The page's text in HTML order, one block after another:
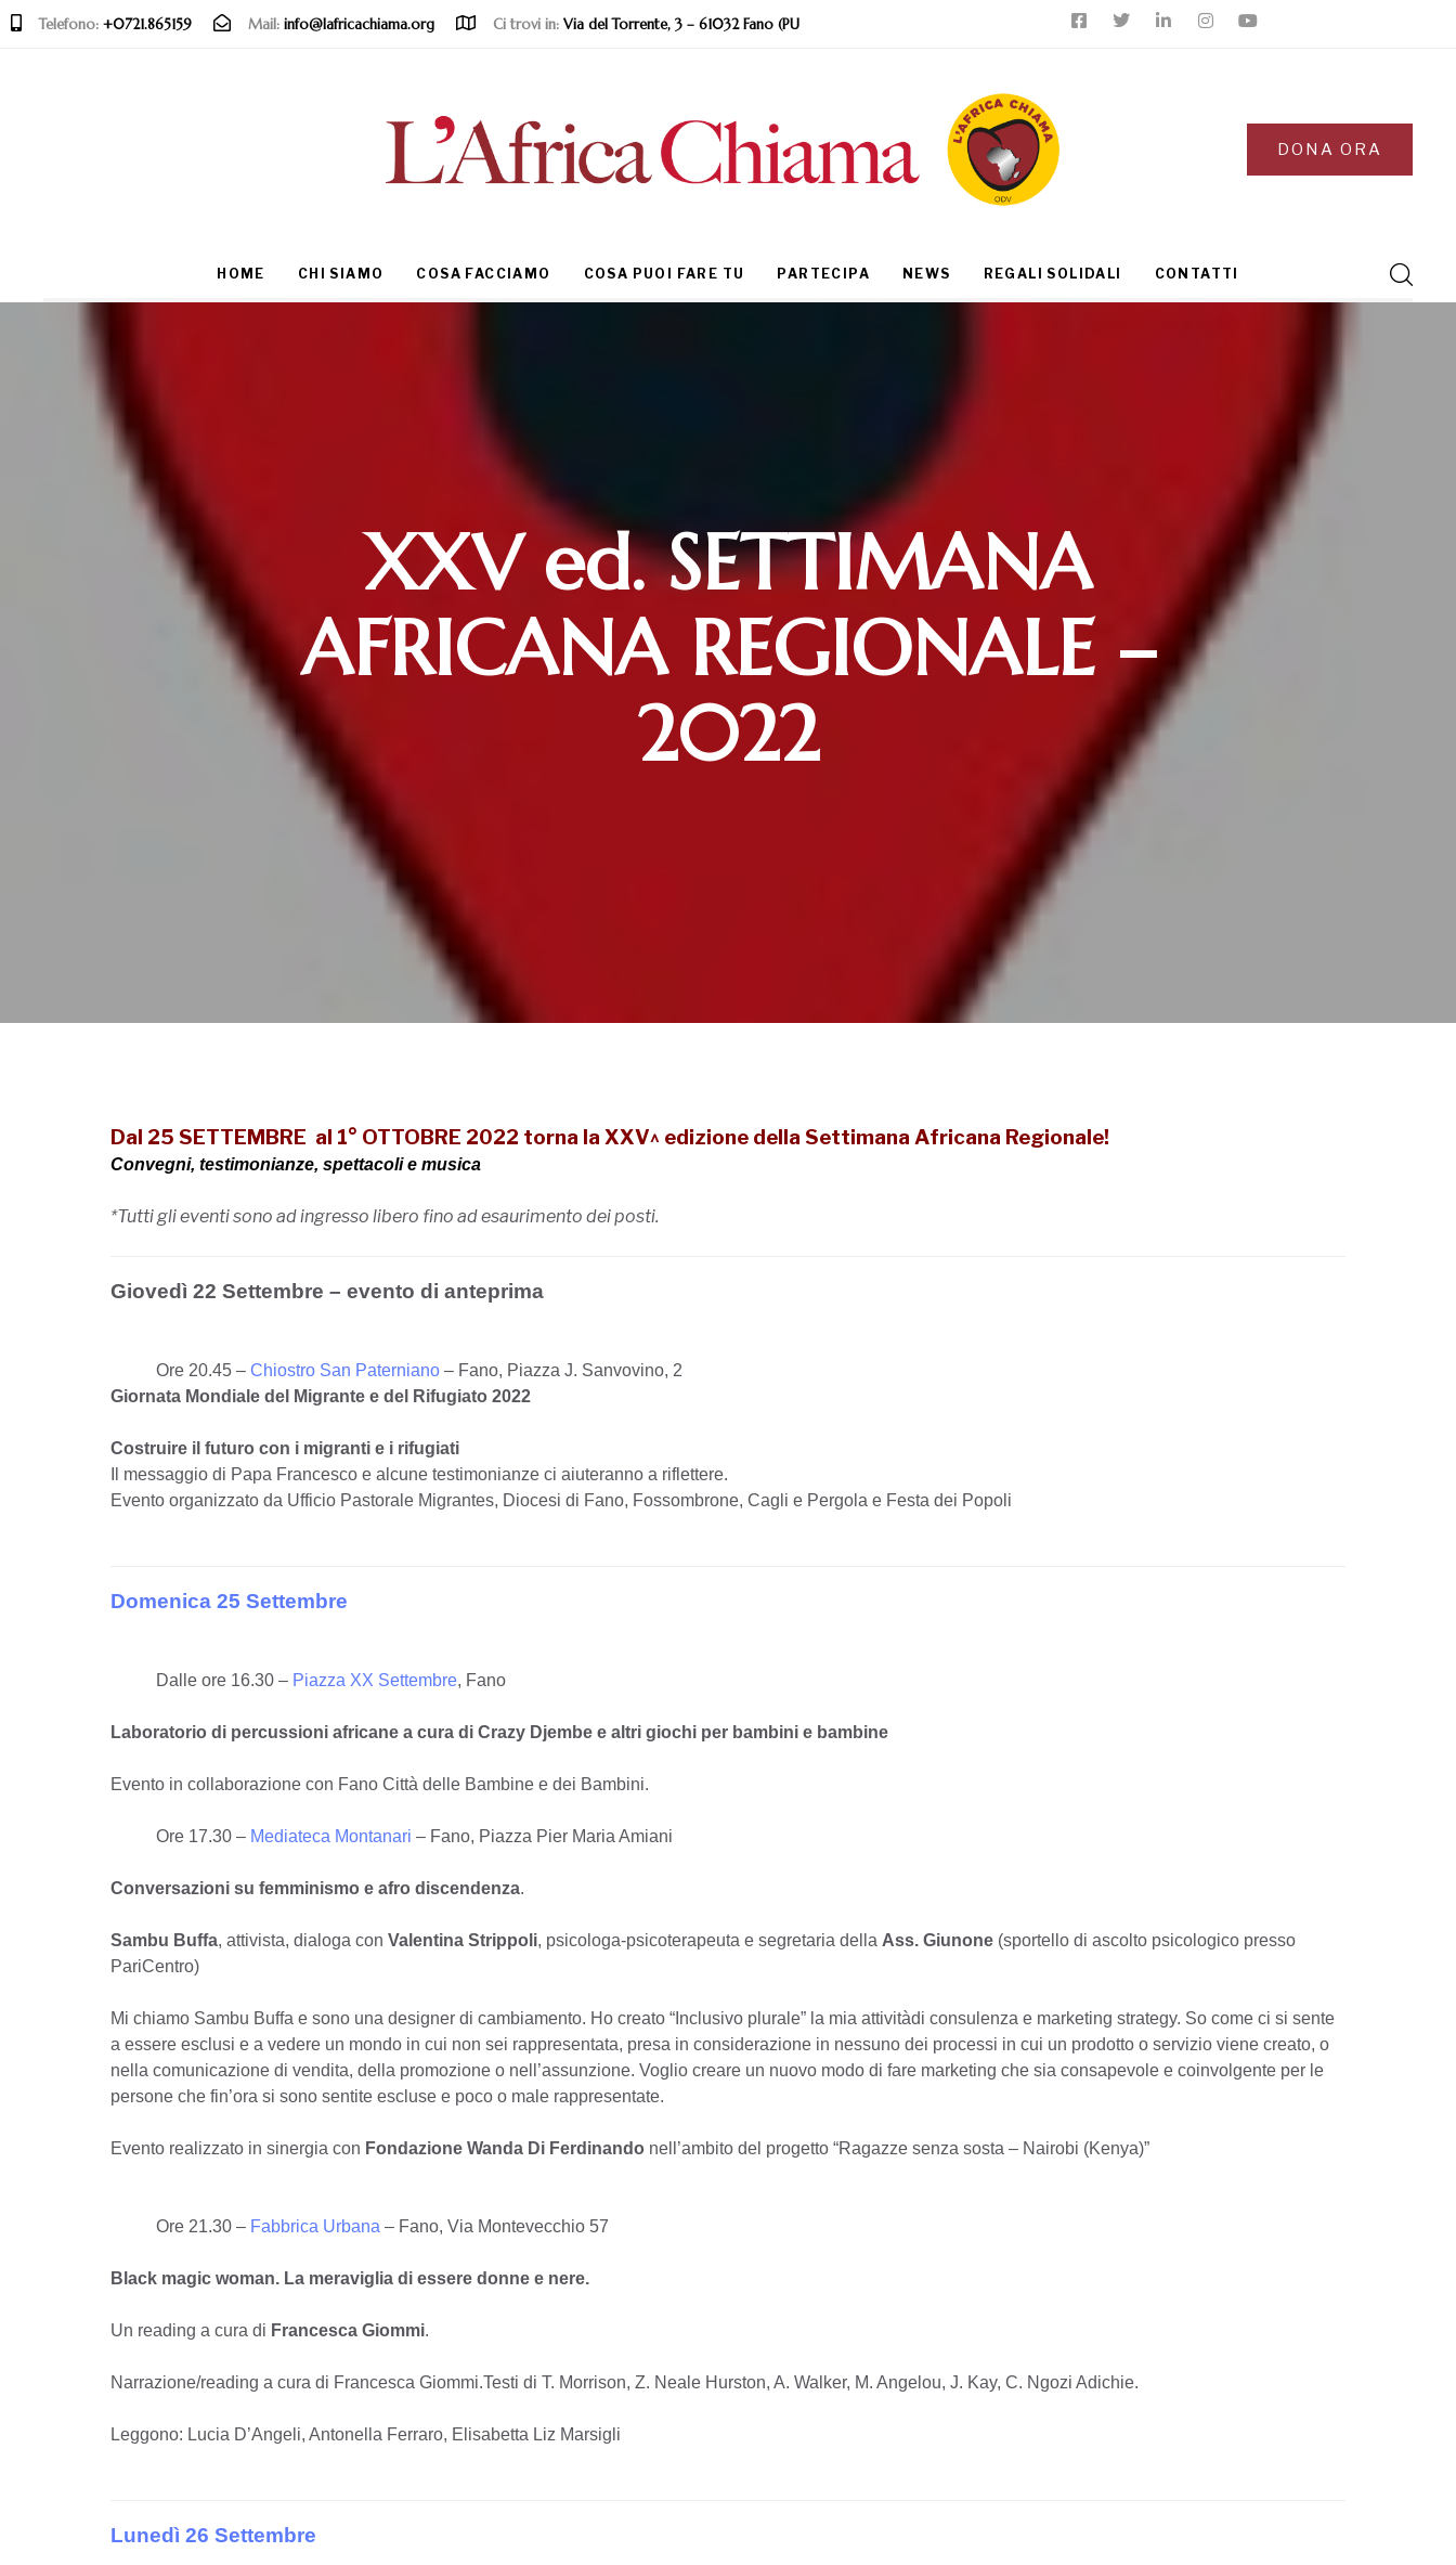
Telefono: +0721.865159 Mail: info@lafricachiama.org Ci trovi in: Via del Torrente, 3 – 61032 Fano (PU
DONA ORA
HOME CHI SIAMO COSA FACCIAMO COSA PUOI FARE TU PARTECIPA NEWS REGALI SOLIDALI CONTATTI
XXV ed. SETTIMANA
AFRICANA REGIONALE –
2022
Dal 25 SETTEMBRE al 1° OTTOBRE 2022 torna la XXV^ edizione della Settimana Africana Regionale!
Convegni, testimonianze, spettacoli e musica
*Tutti gli eventi sono ad ingresso libero fino ad esaurimento dei posti.
Giovedì 22 Settembre – evento di anteprima
Ore 20.45 – Chiostro San Paterniano – Fano, Piazza J. Sanvovino, 2
Giornata Mondiale del Migrante e del Rifugiato 2022
Costruire il futuro con i migranti e i rifugiati
Il messaggio di Papa Francesco e alcune testimonianze ci aiuteranno a riflettere.
Evento organizzato da Ufficio Pastorale Migrantes, Diocesi di Fano, Fossombrone, Cagli e Pergola e Festa dei Popoli
Domenica 25 Settembre
Dalle ore 16.30 – Piazza XX Settembre, Fano
Laboratorio di percussioni africane a cura di Crazy Djembe e altri giochi per bambini e bambine
Evento in collaborazione con Fano Città delle Bambine e dei Bambini.
Ore 17.30 – Mediateca Montanari – Fano, Piazza Pier Maria Amiani
Conversazioni su femminismo e afro discendenza.
Sambu Buffa, attivista, dialoga con Valentina Strippoli, psicologa-psicoterapeuta e segretaria della Ass. Giunone (sportello di ascolto psicologico presso
PariCentro)
Mi chiamo Sambu Buffa e sono una designer di cambiamento. Ho creato “Inclusivo plurale” la mia attivitàdi consulenza e marketing strategy. So come ci si sente
a essere esclusi e a vedere un mondo in cui non sei rappresentata, presa in considerazione in nessuno dei processi in cui un prodotto o servizio viene creato, o
nella comunicazione di vendita, della promozione o nell’assunzione. Voglio creare un nuovo modo di fare marketing che sia consapevole e coinvolgente per le
persone che fin’ora si sono sentite escluse e poco o male rappresentate.
Evento realizzato in sinergia con Fondazione Wanda Di Ferdinando nell’ambito del progetto “Ragazze senza sosta – Nairobi (Kenya)”
Ore 21.30 – Fabbrica Urbana – Fano, Via Montevecchio 57
Black magic woman. La meraviglia di essere donne e nere.
Un reading a cura di Francesca Giommi.
Narrazione/reading a cura di Francesca Giommi.Testi di T. Morrison, Z. Neale Hurston, A. Walker, M. Angelou, J. Kay, C. Ngozi Adichie.
Leggono: Lucia D’Angeli, Antonella Ferraro, Elisabetta Liz Marsigli
Lunedì 26 Settembre